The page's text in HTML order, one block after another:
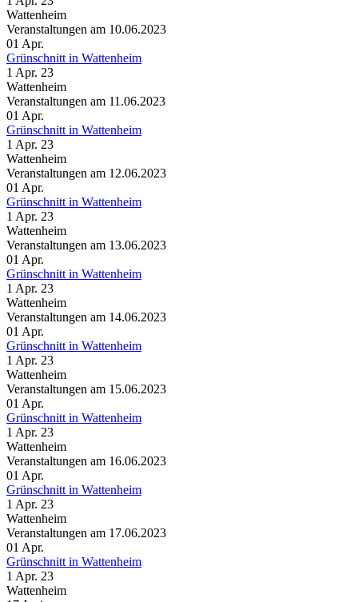
Wattenheim
Veranstaltungen am 10.06.2023
01 Apr.
Grünschnitt in Wattenheim
1 Apr. 23
Wattenheim
Veranstaltungen am 11.06.2023
01 Apr.
Grünschnitt in Wattenheim
1 Apr. 23
Wattenheim
Veranstaltungen am 12.06.2023
01 Apr.
Grünschnitt in Wattenheim
1 Apr. 23
Wattenheim
Veranstaltungen am 13.06.2023
01 Apr.
Grünschnitt in Wattenheim
1 Apr. 23
Wattenheim
Veranstaltungen am 14.06.2023
01 Apr.
Grünschnitt in Wattenheim
1 Apr. 23
Wattenheim
Veranstaltungen am 15.06.2023
01 Apr.
Grünschnitt in Wattenheim
1 Apr. 23
Wattenheim
Veranstaltungen am 16.06.2023
01 Apr.
Grünschnitt in Wattenheim
1 Apr. 23
Wattenheim
Veranstaltungen am 17.06.2023
01 Apr.
Grünschnitt in Wattenheim
1 Apr. 23
Wattenheim